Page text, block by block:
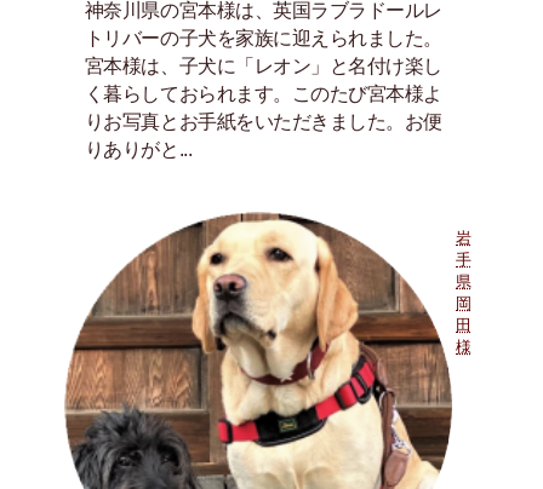
神奈川県の宮本様は、英国ラブラドールレ
トリバーの子犬を家族に迎えられました。
宮本様は、子犬に「レオン」と名付け楽し
く暮らしておられます。このたび宮本様よ
りお写真とお手紙をいただきました。お便
りありがと...
岩
手
県
岡
田
様